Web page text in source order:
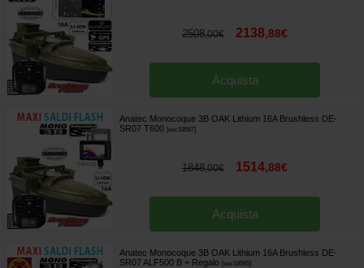
2508,00€ 2138,88€
Acquista
Anatec Monocoque 3B OAK Lithium 16A Brushless DE-
SR07 T600 [esc18567]
1848,00€ 1514,88€
Acquista
Anatec Monocoque 3B OAK Lithium 16A Brushless DE-
SR07 ALF500 B + Regalo [esc18565]